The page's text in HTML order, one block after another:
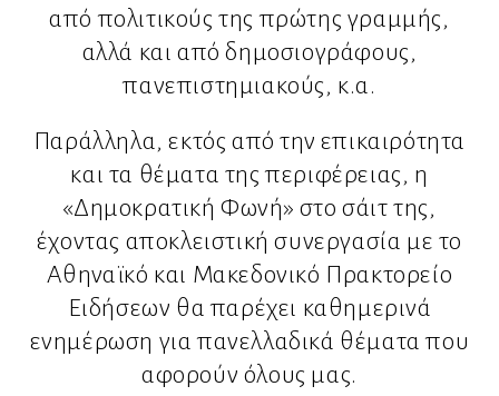
από πολιτικούς της πρώτης γραμμής,
αλλά και από δημοσιογράφους,
πανεπιστημιακούς, κ.α.
Παράλληλα, εκτός από την επικαιρότητα
και τα θέματα της περιφέρειας, η
«Δημοκρατική Φωνή» στο σάιτ της,
έχοντας αποκλειστική συνεργασία με το
Αθηναϊκό και Μακεδονικό Πρακτορείο
Ειδήσεων θα παρέχει καθημερινά
ενημέρωση για πανελλαδικά θέματα που
αφορούν όλους μας.